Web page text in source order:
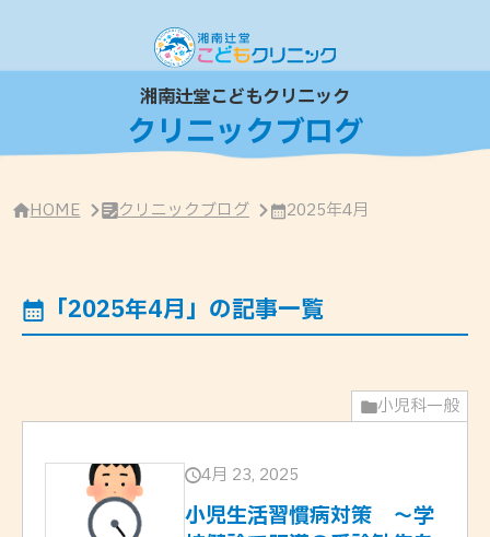
バ
湘南辻堂こどもクリニック
クリニックブログ
HOME クリニックブログ 2025年4月
「2025年4月」の記事一覧
小児科一般
4月 23, 2025
小児生活習慣病対策 〜学